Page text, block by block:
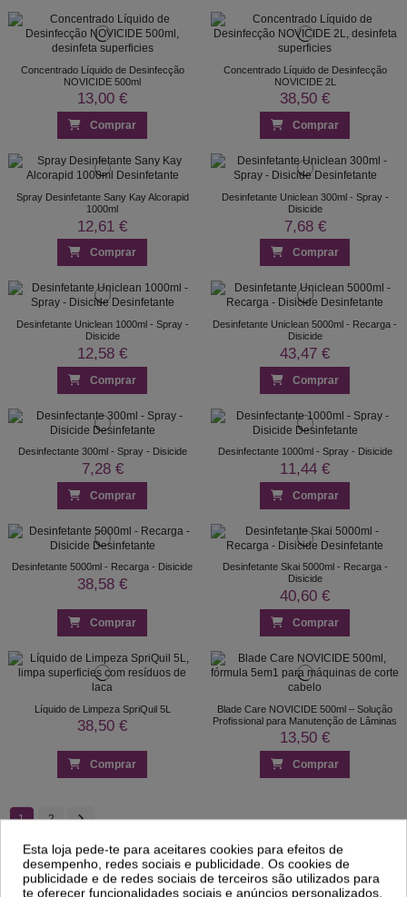
Concentrado Líquido de Desinfecção
NOVICIDE 500ml
13,00 €
Comprar
Concentrado Líquido de Desinfecção
NOVICIDE 2L
38,50 €
Comprar
Spray Desinfetante Sany Kay Alcorapid
1000ml
12,61 €
Comprar
Desinfetante Uniclean 300ml - Spray -
Disicide
7,68 €
Comprar
Desinfetante Uniclean 1000ml - Spray -
Disicide
12,58 €
Comprar
Desinfetante Uniclean 5000ml - Recarga -
Disicide
43,47 €
Comprar
Desinfectante 300ml - Spray - Disicide
7,28 €
Comprar
Desinfectante 1000ml - Spray - Disicide
11,44 €
Comprar
Desinfetante 5000ml - Recarga - Disicide
38,58 €
Comprar
Desinfetante Skai 5000ml - Recarga -
Disicide
40,60 €
Comprar
Líquido de Limpeza SpriQuil 5L
38,50 €
Comprar
Blade Care NOVICIDE 500ml – Solução
Profissional para Manutenção de Lâminas
13,50 €
Comprar
1 2
Desinfetante
Esta loja pede-te para aceitares cookies para efeitos de
desempenho, redes sociais e publicidade. Os cookies de
publicidade e de redes sociais de terceiros são utilizados para
te oferecer funcionalidades sociais e anúncios personalizados.